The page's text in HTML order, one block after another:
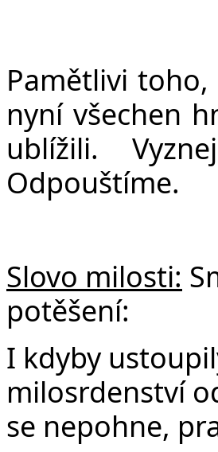
Pamětlivi
nyní všechen
ublížili.
Odpouštíme.
Slovo milosti:
potěšení:
I kdyby
milosrdenství
se nepohne,